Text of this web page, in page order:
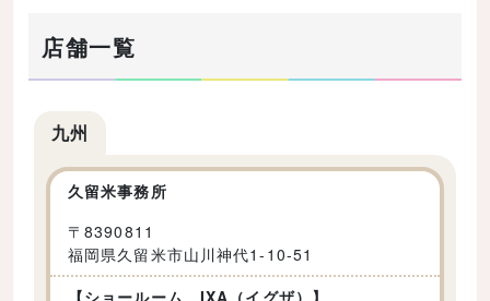
店舗一覧
九州
久留米事務所
〒8390811
福岡県久留米市山川神代1-10-51